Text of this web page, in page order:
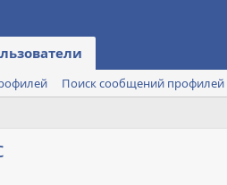
Поиск сообщений профилей